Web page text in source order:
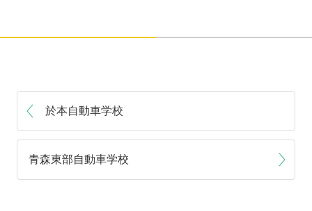
於本自動車学校
青森東部自動車学校